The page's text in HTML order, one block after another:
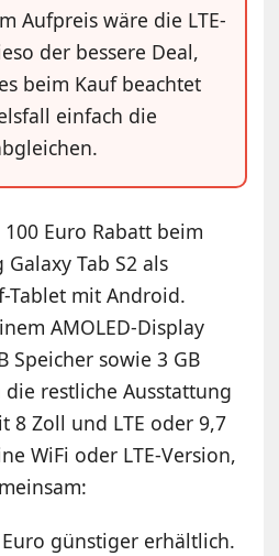
Aufpreis wäre die LTE-
der bessere Deal,
beim Kauf beachtet
einfach die
Euro Rabatt beim
Tab S2 als
Tablet mit Android.
AMOLED-Display
Speicher sowie 3 GB
die restliche Ausstattung
8 Zoll und LTE oder 9,7
WiFi oder LTE-Version,
günstiger erhältlich.